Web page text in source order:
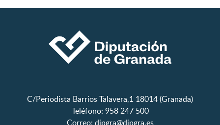
C/Periodista Barrios Talavera,1 18014 (Granada)
Teléfono: 958 247 500
Correo: dipgra@dipgra.es